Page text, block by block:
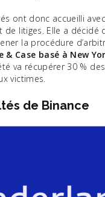
ont donc accueilli
de litiges. Elle a
la procédure
& Case basé à New
va récupérer 30 %
victimes.
de Binance